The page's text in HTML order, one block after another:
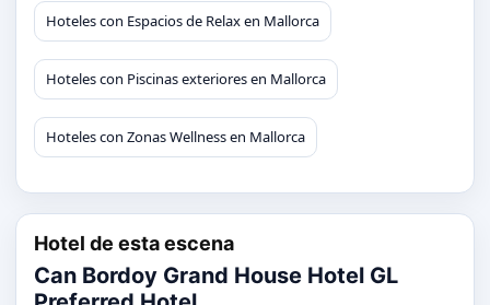
Hoteles con Espacios de Relax en Mallorca
Hoteles con Piscinas exteriores en Mallorca
Hoteles con Zonas Wellness en Mallorca
Hotel de esta escena
Can Bordoy Grand House Hotel GL